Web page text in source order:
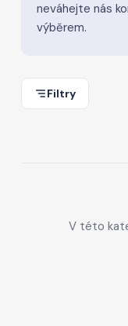
neváhejte nás
výběrem.
Filtry
V této